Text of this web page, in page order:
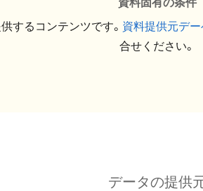
するコンテンツです。 資料提供元デー
合せください。
データの提供